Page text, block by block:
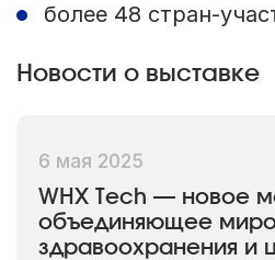
более 48 стран-
Новости о выставке
6 мая 2025
WHX Tech — новое
объединяющее
здравоохранения и